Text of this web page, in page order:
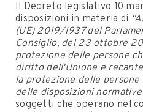
Il Decreto legislativo 10
disposizioni in materia di
(UE) 2019/1937 del
Consiglio, del 23 ottobre
protezione delle persone
diritto dell'Unione e
la protezione delle
delle disposizioni
soggetti che operano nel